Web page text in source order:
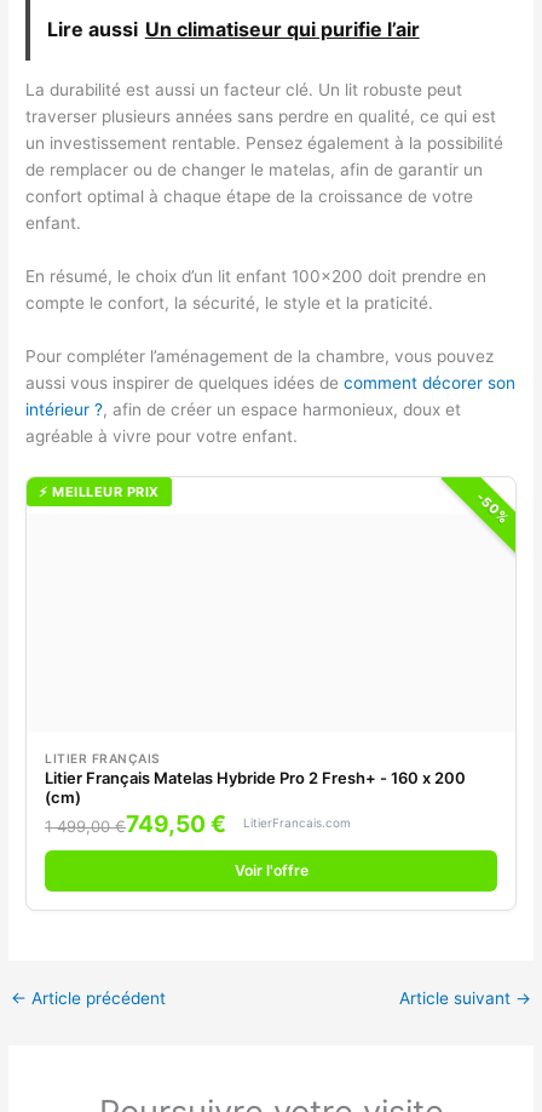
Lire aussi Un climatiseur qui purifie l’air
La durabilité est aussi un facteur clé. Un lit robuste peut
traverser plusieurs années sans perdre en qualité, ce qui est
un investissement rentable. Pensez également à la possibilité
de remplacer ou de changer le matelas, afin de garantir un
confort optimal à chaque étape de la croissance de votre
enfant.
En résumé, le choix d’un lit enfant 100×200 doit prendre en
compte le confort, la sécurité, le style et la praticité.
Pour compléter l’aménagement de la chambre, vous pouvez
aussi vous inspirer de quelques idées decomment décorer son
intérieur ?, afin de créer un espace harmonieux, doux et
agréable à vivre pour votre enfant.
-50%
⚡ MEILLEUR PRIX
LITIER FRANÇAIS
Litier Français Matelas Hybride Pro 2 Fresh+ - 160 x 200
(cm)
1 499,00 €749,50 € LitierFrancais.com
Voir l'offre
← Article précédent Article suivant →